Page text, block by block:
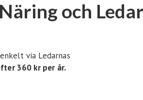
och
via Ledarnas
360 kr per år.